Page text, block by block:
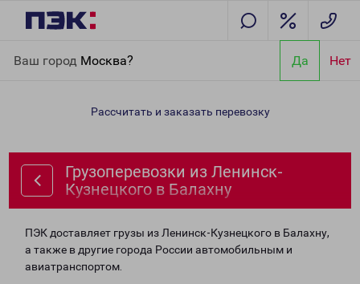
Ваш город Москва? Да Нет
Кузнецкого в Балахну
Рассчитать и заказать перевозку
Грузоперевозки из Ленинск-
Кузнецкого в Балахну
ПЭК доставляет грузы из Ленинск-Кузнецкого в Балахну,
а также в другие города России автомобильным и
авиатранспортом.